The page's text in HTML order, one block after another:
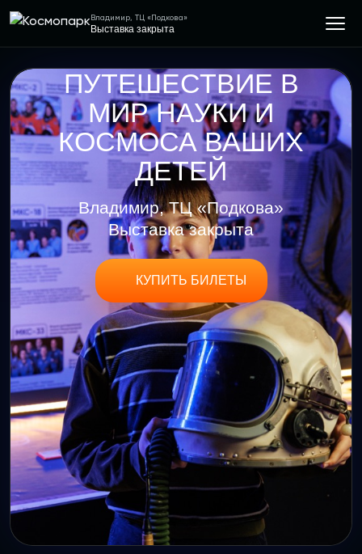
Владимир, ТЦ «Подкова»
Выставка закрыта
ПУТЕШЕСТВИЕ В
МИР НАУКИ И
КОСМОСА ВАШИХ
ДЕТЕЙ
Владимир, ТЦ «Подкова»
Выставка закрыта
КУПИТЬ БИЛЕТЫ